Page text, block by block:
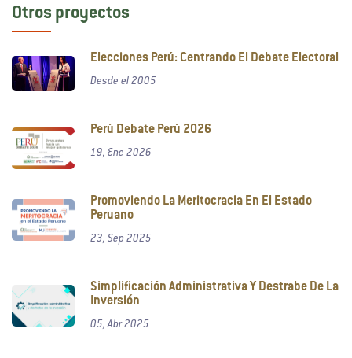
Otros proyectos
Elecciones Perú: Centrando El Debate Electoral
Desde el 2005
Perú Debate Perú 2026
19, Ene 2026
Promoviendo La Meritocracia En El Estado
Peruano
23, Sep 2025
Simplificación Administrativa Y Destrabe De La
Inversión
05, Abr 2025